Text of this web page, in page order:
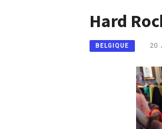
Hard
BELGIQUE 20